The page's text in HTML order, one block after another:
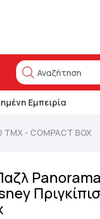
Αναζήτηση
Αναζήτηση
Εμπειρία
ΤΜΧ - COMPACT BOX